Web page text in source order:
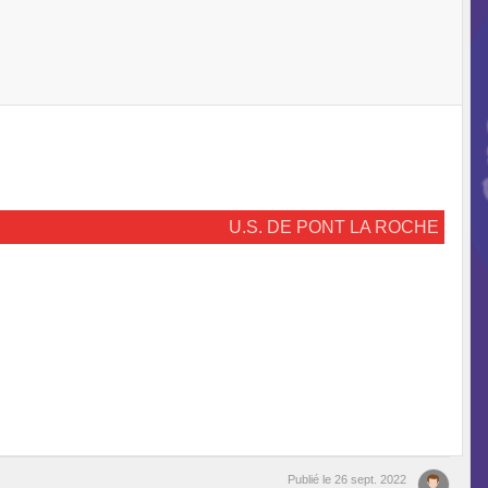
U.S. DE PONT LA ROCHE
Publié le 26 sept. 2022